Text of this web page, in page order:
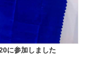
に参加しました